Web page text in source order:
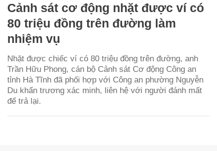
Cảnh sát cơ động nhặt được ví có
80 triệu đồng trên đường làm
nhiệm vụ
Nhặt được chiếc ví có 80 triệu đồng trên đường, anh
Trần Hữu Phong, cán bộ Cảnh sát Cơ động Công an
tỉnh Hà Tĩnh đã phối hợp với Công an phường Nguyễn
Du khẩn trương xác minh, liên hệ với người đánh mất
để trả lại.